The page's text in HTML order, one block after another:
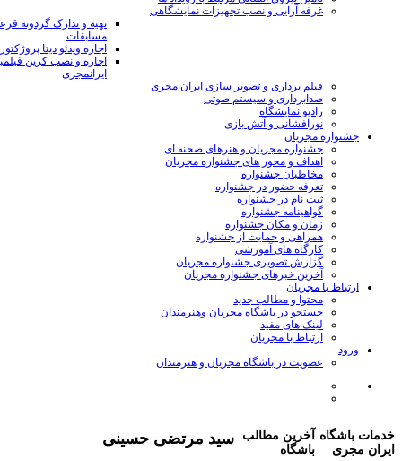
غرفه آرایی و نصب تجهیزات نمایشگاهی
تهیه و تدارک گردونه
مسابقات
اجاره ویدئو دیتا
اجاره و نصب کرین
ایرانمجری
فیلم برداری و تصویر سازی ایران مجری
صدابرداری و سیستم صوتی
رادیو نمایشگاه
نورافشانی و آتش بازی
جشنواره مجریان
جشنواره مجریان و هنرهای صحنه ای
اهداف و محور های جشنواره مجریان
مخاطبان جشنواره
تعرفه حضور در جشنواره
ثبت نام در جشنواره
گواهینامه جشنواره
زمان و مکان جشنواره
همراهی و حمایت از جشنواره
کارگاه های آموزشی
گزارش تصویری جشنواره مجریان
آخرین خبرهای جشنواره مجریان
ارتباط با مجریان
محتوا و مطالب جدید
جستجو در باشگاه مجریان وهنرمندان
لینک های مفید
ارتباط با مجریان
ورود
عضویت در باشگاه مجریان و هنرمندان
سید مرتضی حسینی
آخرین مطالب
باشگاه
خدمات باشگاه
ایران مجری